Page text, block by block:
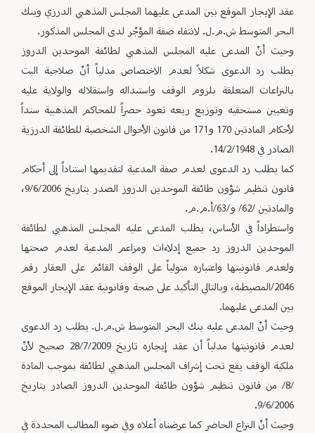
عقد الإيجار الموقع بين المدعى عليهما المجلس المذهبي الدرزي وبنك
البحر المتوسط ش.م.ل. لانتفاء صفة المؤجّر لدى المجلس المذكور.
وحيث أنّ المدعى عليه المجلس المذهبي لطائفة الموحدين الدروز
يطلب رد الدعوى شكلاً لعدم الاختصاص مدلياً أنّ صلاحية البت
بالنزاعات المتعلقة بلزوم الوقف واستبداله واستقلاله والولاية عليه
وتعيين مستحقيه وتوزيع ريعه تعود حصراً للمحاكم المذهبية سنداً
لأحكام المادتين 170 و171 من قانون الأحوال الشخصية للطائفة الدرزية
الصادر في 14/2/1948.
كما يطلب رد الدعوى لعدم صفة المدعية لتقديمها استناداً إلى أحكام
قانون تنظيم شؤون طائفة الموحدين الدروز الصدر بتاريخ 9/6/2006،
والمادتين /62/ و/63/أ.م.م.
واستطراداً في الأساس، يطلب المدعى عليه المجلس المذهبي لطائفة
الموحدين الدروز رد جميع إدلاءات ومزاعم المدعية لعدم صحتها
ولعدم قانونيتها واعتباره متولياً على الوقف القائم على العقار رقم
2046/المصيطبة، وبالتالي التأكيد على صحة وقانونية عقد الإيجار الموقع
بين المدعى عليهما.
وحيث أنّ المدعى عليه بنك البحر المتوسط ش.م.ل. يطلب رد الدعوى
لعدم قانونيتها مدلياً أن عقد إيجاره تاريخ 28/7/2009 صحيح لأنّ
ملكية الوقف يقع تحت إشراف المجلس المذهبي لطائفة بموجب المادة
/8/ من قانون تنظيم شؤون طائفة الموحدين الدروز الصادر بتاريخ
9/6/2006.
وحيث أنّ النزاع الحاضر كما عرضناه أعلاه وفي ضوء المطالب المحددة في